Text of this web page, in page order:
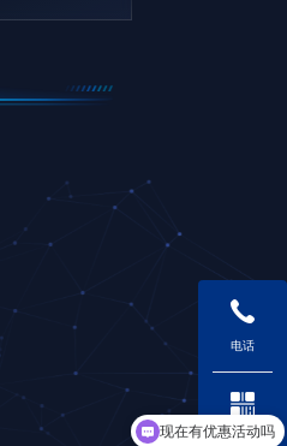
电话
二维码
现在有优惠活动吗